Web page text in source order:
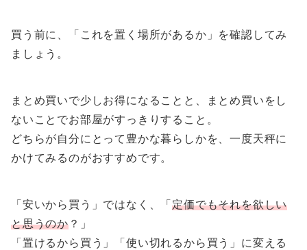
買う前に、「これを置く場所があるか」を確認してみ
ましょう。
まとめ買いで少しお得になることと、まとめ買いをし
ないことでお部屋がすっきりすること。
どちらが自分にとって豊かな暮らしかを、一度天秤に
かけてみるのがおすすめです。
「安いから買う」ではなく、「定価でもそれを欲しい
と思うのか ？」
「置けるから買う」「使い切れるから買う」に変える